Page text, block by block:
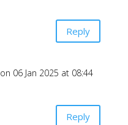
Reply
on 06 Jan 2025 at 08:44
Reply